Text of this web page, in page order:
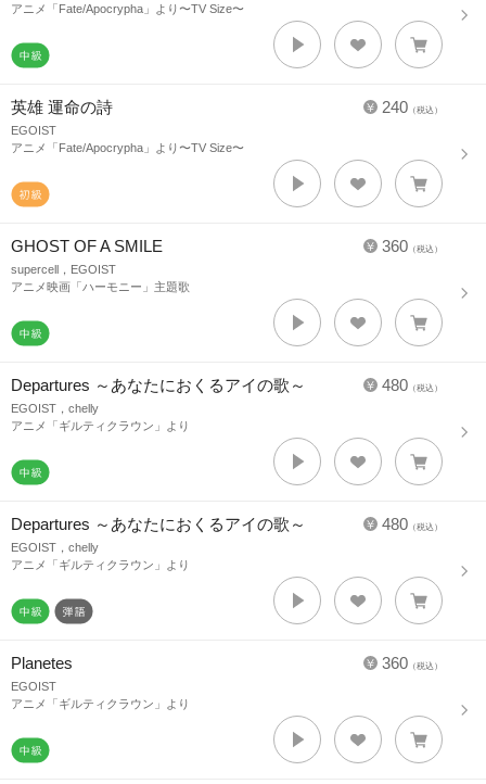
アニメ「Fate/Apocrypha」より〜TV Size〜
240 （税込）
英雄 運命の詩
EGOIST
アニメ「Fate/Apocrypha」より〜TV Size〜
360 （税込）
GHOST OF A SMILE
supercell，EGOIST
アニメ映画「ハーモニー」主題歌
480 （税込）
Departures ～あなたにおくるアイの歌～
EGOIST，chelly
アニメ「ギルティクラウン」より
480 （税込）
Departures ～あなたにおくるアイの歌～
EGOIST，chelly
アニメ「ギルティクラウン」より
360 （税込）
Planetes
EGOIST
アニメ「ギルティクラウン」より